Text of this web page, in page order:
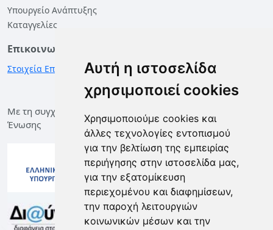
Αυτή η ιστοσελίδα
χρησιμοποιεί cookies
Χρησιμοποιούμε cookies και
άλλες τεχνολογίες εντοπισμού
για την βελτίωση της εμπειρίας
περιήγησης στην ιστοσελίδα μας,
για την εξατομίκευση
περιεχομένου και διαφημίσεων,
την παροχή λειτουργιών
κοινωνικών μέσων και την
Υπουργείο Ανάπτυξης
Καταγγελίες
Επικοινωνία
Στοιχεία Επικοινωνίας
Με τη συγχρηματοδότηση της Ελλάδας και της Ευρωπαϊκής
Ένωσης